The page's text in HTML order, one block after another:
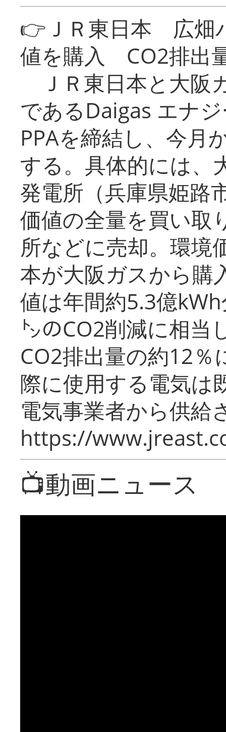
👉ＪＲ東日本 広畑
値を購入 CO2排出
ＪＲ東日本と大阪
であるDaigas エナ
PPAを締結し、今月
する。具体的には、
発電所（兵庫県姫路
価値の全量を買い取
所などに売却。環境
本が大阪ガスから購
値は年間約5.3億
㌧のCO2削減に相当
CO2排出量の約12％
際に使用する電気は
電気事業者から供給
https://
📺動画ニュース